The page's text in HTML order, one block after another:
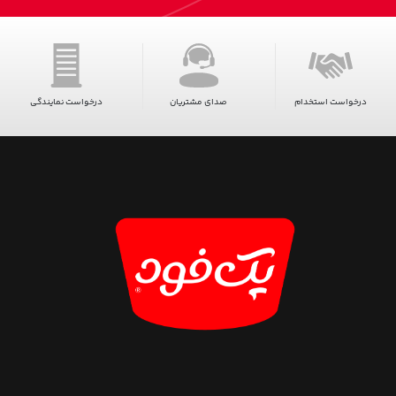
درخواست استخدام صدای مشتریان درخواست نمایندگی